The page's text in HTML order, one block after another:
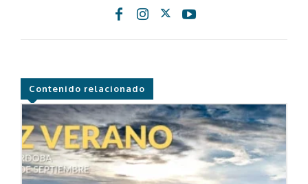
Contenido relacionado